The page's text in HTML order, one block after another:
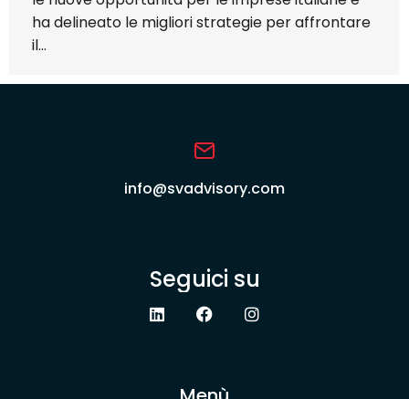
ha delineato le migliori strategie per affrontare
il…
info@svadvisory.com
Seguici su